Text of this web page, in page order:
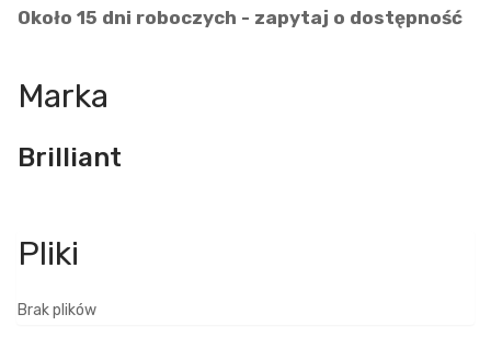
Około 15 dni roboczych - zapytaj o dostępność
Marka
Brilliant
Brak plików